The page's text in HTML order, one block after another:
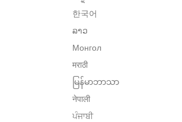
한국어
ລາວ
Монгол
मराठी
မြန်မာဘာသာ
नेपाली
ਪੰਜਾਬੀ